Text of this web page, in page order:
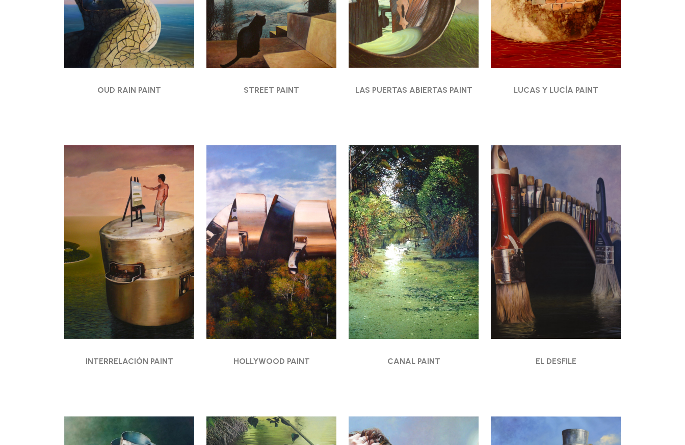
OUD RAIN PAINT STREET PAINT LAS PUERTAS ABIERTAS PAINT LUCAS Y LUCÍA PAINT
INTERRELACIÓN PAINT HOLLYWOOD PAINT CANAL PAINT EL DESFILE